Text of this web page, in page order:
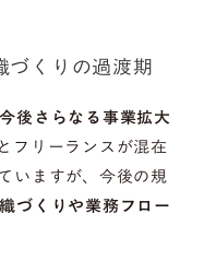
くりの過渡期
今後さらなる事業拡大
フリーランスが混在
いますが、今後の規
づくりや業務フロー